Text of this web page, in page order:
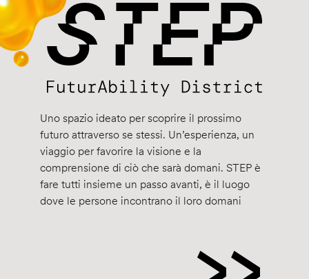
Uno spazio ideato per scoprire il prossimo
futuro attraverso se stessi. Un’esperienza, un
viaggio per favorire la visione e la
comprensione di ciò che sarà domani. STEP è
fare tutti insieme un passo avanti, è il luogo
dove le persone incontrano il loro domani